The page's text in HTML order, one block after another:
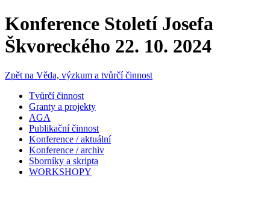
Konference Století Josefa
Škvoreckého 22. 10. 2024
Zpět na Věda, výzkum a tvůrčí činnost
Tvůrčí činnost
Granty a projekty
AGA
Publikační činnost
Konference / aktuální
Konference / archiv
Sborníky a skripta
WORKSHOPY